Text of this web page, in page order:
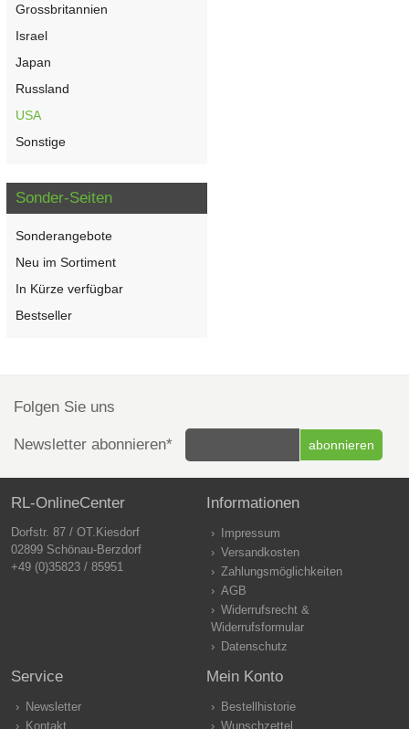
Grossbritannien
Israel
Japan
Russland
USA
Sonstige
Sonder-Seiten
Sonderangebote
Neu im Sortiment
In Kürze verfügbar
Bestseller
Folgen Sie uns
Newsletter abonnieren*
RL-OnlineCenter
Dorfstr. 87 / OT.Kiesdorf
02899 Schönau-Berzdorf
+49 (0)35823 / 85951
Informationen
Impressum
Versandkosten
Zahlungsmöglichkeiten
AGB
Widerrufsrecht &
Widerrufsformular
Datenschutz
Service
Newsletter
Kontakt
Mein Konto
Bestellhistorie
Wunschzettel